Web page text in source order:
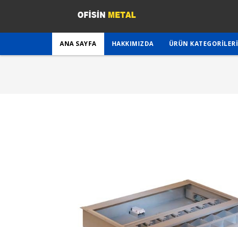
ANA SAYFA HAKKIMIZDA ÜRÜN KATEGORILERI